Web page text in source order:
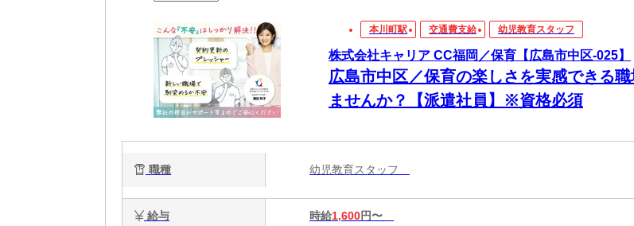
本川町駅 交通費支給 幼児教育スタッフ
株式会社キャリア CC福岡／保育【広島市中区-025】
広島市中区／保育の楽しさを実感できる職
ませんか？【派遣社員】※資格必須
職種 幼児教育スタッフ
給与 時給1,600円〜